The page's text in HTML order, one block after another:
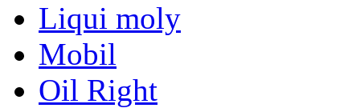
Liqui moly
Mobil
Oil Right